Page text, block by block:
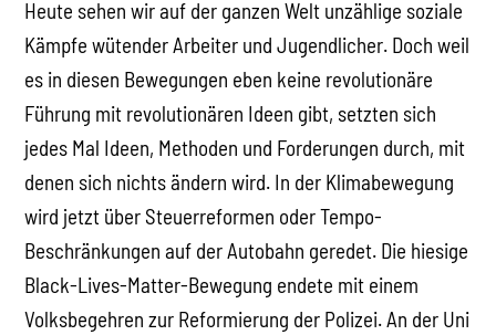
Heute sehen wir auf der ganzen Welt unzählige soziale
Kämpfe wütender Arbeiter und Jugendlicher. Doch weil
es in diesen Bewegungen eben keine revolutionäre
Führung mit revolutionären Ideen gibt, setzten sich
jedes Mal Ideen, Methoden und Forderungen durch, mit
denen sich nichts ändern wird. In der Klimabewegung
wird jetzt über Steuerreformen oder Tempo-
Beschränkungen auf der Autobahn geredet. Die hiesige
Black-Lives-Matter-Bewegung endete mit einem
Volksbegehren zur Reformierung der Polizei. An der Uni